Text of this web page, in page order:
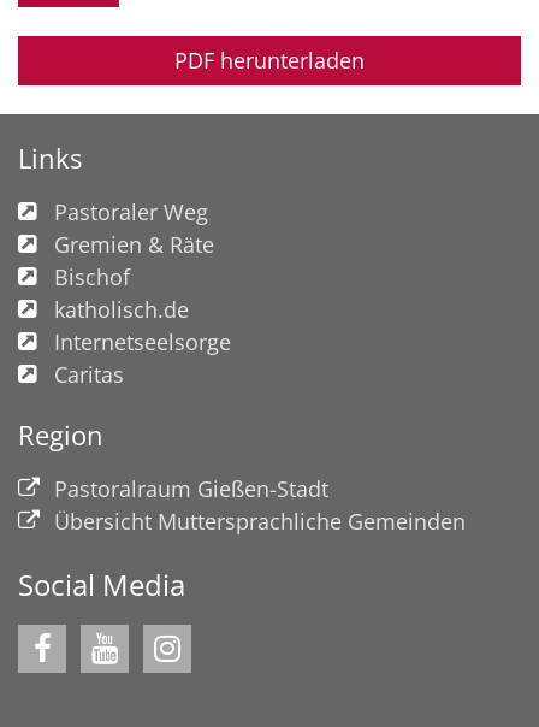
PDF herunterladen
Links
Pastoraler Weg
Gremien & Räte
Bischof
katholisch.de
Internetseelsorge
Caritas
Region
Pastoralraum Gießen-Stadt
Übersicht Muttersprachliche Gemeinden
Social Media